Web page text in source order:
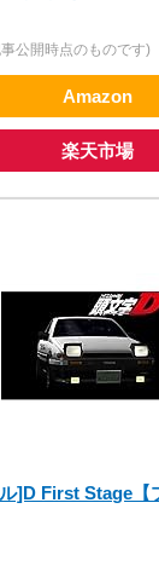
公開時点のものです)
Amazon
楽天市場
]D First Stage【